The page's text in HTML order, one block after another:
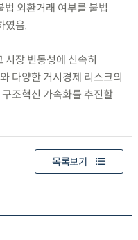
외환거래 여부를 불법
였음.
장 변동성에 신속히
다양한 거시경제 리스크의
조혁신 가속화를 추진할
목록보기